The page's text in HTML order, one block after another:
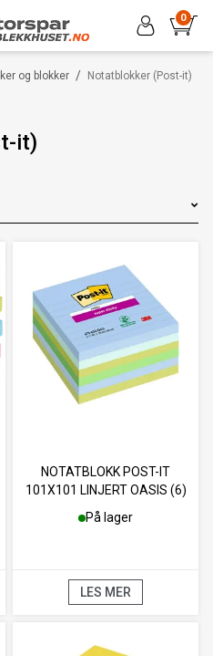
0
/
og blokker Notatblokker (Post-it)
it)
NOTATBLOKK POST-IT
101X101 LINJERT OASIS (6)
På lager
LES MER